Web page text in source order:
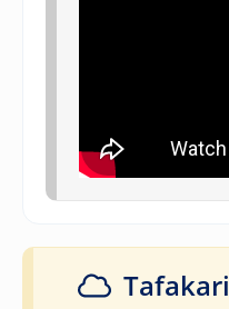
Tafakari